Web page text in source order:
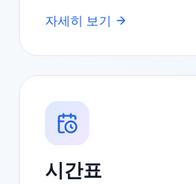
자세히 보기
시간표